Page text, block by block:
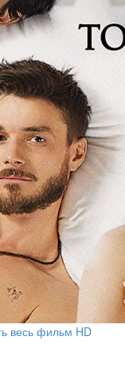
весь фильм HD